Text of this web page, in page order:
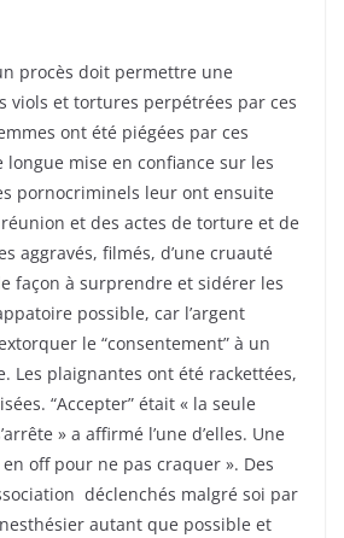
procès doit permettre une
viols et tortures perpétrées par ces
ont été piégées par ces
longue mise en confiance sur les
pornocriminels leur ont ensuite
et des actes de torture et de
aggravés, filmés, d’une cruauté
façon à surprendre et sidérer les
possible, car l’argent
le “consentement” à un
Les plaignantes ont été rackettées,
“Accepter” était « la seule
» a affirmé l’une d’elles. Une
off pour ne pas craquer ». Des
déclenchés malgré soi par
autant que possible et